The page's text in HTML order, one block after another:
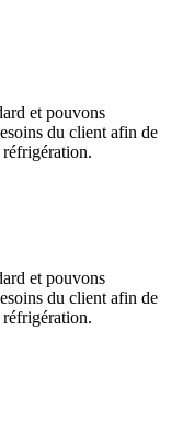
et pouvons
du client afin de
et pouvons
du client afin de